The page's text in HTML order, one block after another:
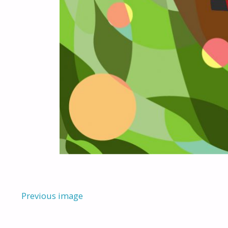
Previous image